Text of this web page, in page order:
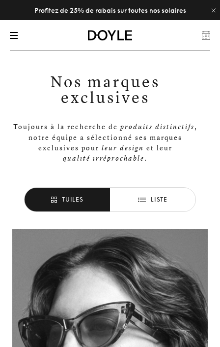
Profitez de 25% de rabais sur toutes nos solaires
Nos marques
exclusives
Toujours à la recherche de produits distinctifs,
notre équipe a sélectionné ses marques
exclusives pour leur design et leur
qualité irréprochable.
TUILES LISTE